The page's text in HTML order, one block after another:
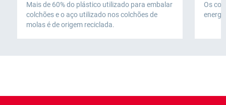
Mais de 60% do plástico utilizado para embalar
colchões e o aço utilizado nos colchões de
molas é de origem reciclada.
Os